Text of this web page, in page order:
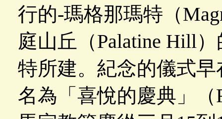
行的-瑪格那瑪特（
庭山丘（Palatine Hill
特所建。紀念的儀式
名為「喜悅的慶典」（